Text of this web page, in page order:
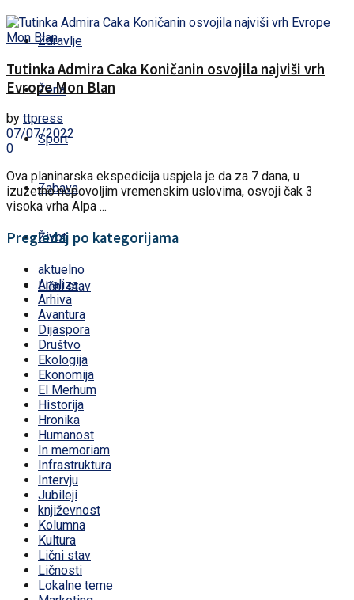
Zdravlje
Žena
Sport
Zabava
Život
Lični stav
Tutinka Admira Caka Koničanin osvojila najviši vrh
Evrope Mon Blan
by ttpress
07/07/2022
0
Ova planinarska ekspedicija uspjela je da za 7 dana, u
izuzetno nepovoljim vremenskim uslovima, osvoji čak 3
visoka vrha Alpa ...
Pregledaj po kategorijama
aktuelno
Analiza
Arhiva
Avantura
Dijaspora
Društvo
Ekologija
Ekonomija
El Merhum
Historija
Hronika
Humanost
In memoriam
Infrastruktura
Intervju
Jubileji
književnost
Kolumna
Kultura
Lični stav
Ličnosti
Lokalne teme